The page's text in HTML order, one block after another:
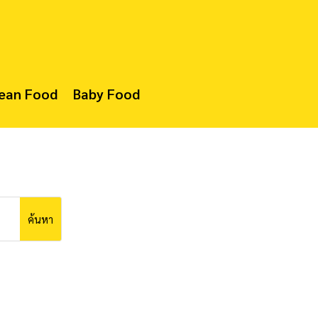
Food Baby Food